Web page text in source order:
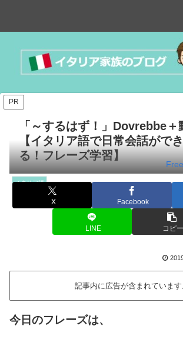
PR
「～するはず！」Dovrebbe＋
【イタリア語で日常会話がで
る！フレーズ学習】
イタリア語
X Facebook
LINE コピー
記事内に広告が含まれています
今日のフレーズは、